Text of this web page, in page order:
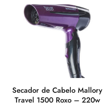
Secador de Cabelo Mallory
Travel 1500 Roxo – 220w